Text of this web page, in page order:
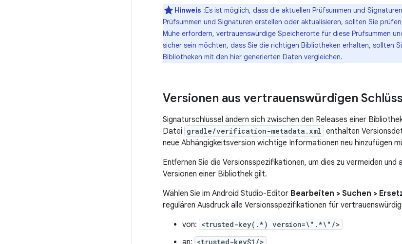
Hinweis :Es ist möglich, dass die aktuellen Prüfsummen und
Prüfsummen und Signaturen erstellen oder aktualisieren, sollten Sie
Mühe erfordern, vertrauenswürdige Speicherorte für diese Prüfsummen
sicher sein möchten, dass Sie die richtigen Bibliotheken erhalten, sollten
Bibliotheken mit den hier generierten Daten vergleichen.
Versionen aus vertrauenswürdigen
Signaturschlüssel ändern sich zwischen den Releases einer
Datei gradle/verification-metadata.xml enthalten
neue Abhängigkeitsversion wichtige Informationen neu hinzufügen
Entfernen Sie die Versionsspezifikationen, um dies zu vermeiden und
Versionen einer Bibliothek gilt.
Wählen Sie im Android Studio-Editor Bearbeiten > Suchen >
regulären Ausdruck alle Versionsspezifikationen für
von: <trusted-key(.*) version=\".*\"/>
an: <trusted-key$1/>